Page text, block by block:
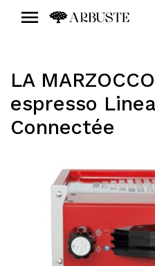

LA
espresso
Connectée